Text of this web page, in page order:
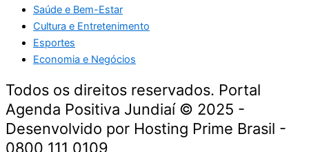
Saúde e Bem-Estar
Cultura e Entretenimento
Esportes
Economia e Negócios
Todos os direitos reservados. Portal
Agenda Positiva Jundiaí © 2025 -
Desenvolvido por Hosting Prime Brasil -
0800 111 0109